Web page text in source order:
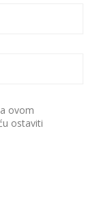
ovom
ostaviti